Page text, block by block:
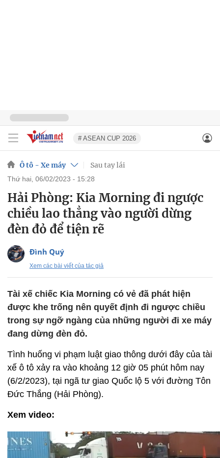
# ASEAN CUP 2026
Ô tô - Xe máy Sau tay lái
thứ hai, 06/02/2023 - 15:28
Hải Phòng: Kia Morning đi ngược
chiều lao thẳng vào người dừng
đèn đỏ để tiện rẽ
Đình Quý
Xem các bài viết của tác giả
Tài xế chiếc Kia Morning có vẻ đã phát hiện
được khe trống nên quyết định đi ngược chiều
trong sự ngỡ ngàng của những người đi xe máy
đang dừng đèn đỏ.
Tình huống vi phạm luật giao thông dưới đây của tài
xế ô tô xảy ra vào khoảng 12 giờ 05 phút hôm nay
(6/2/2023), tại ngã tư giao Quốc lộ 5 với đường Tôn
Đức Thắng (Hải Phòng).
Xem video: